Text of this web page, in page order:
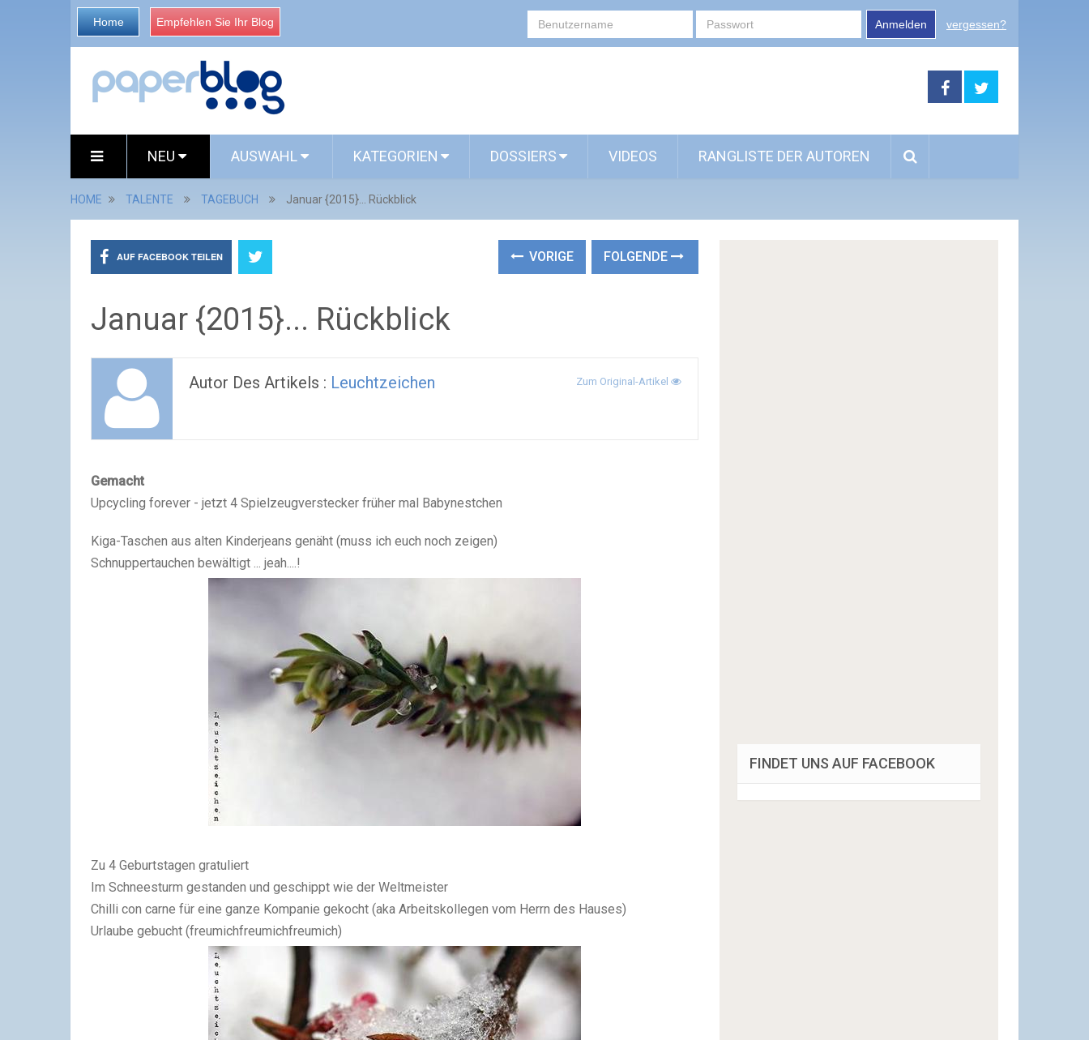
Home Empfehlen Sie Ihr Blog Anmelden vergessen?
NEU AUSWAHL KATEGORIEN DOSSIERS VIDEOS RANGLISTE DER AUTOREN
HOME TALENTE TAGEBUCH Januar {2015}... Rückblick
AUF FACEBOOK TEILEN VORIGE FOLGENDE
Januar {2015}... Rückblick
Autor Des Artikels : Leuchtzeichen Zum Original-Artikel
Gemacht
Upcycling forever - jetzt 4 Spielzeugverstecker früher mal Babynestchen
Kiga-Taschen aus alten Kinderjeans genäht (muss ich euch noch zeigen)
Schnuppertauchen bewältigt ... jeah....!
Zu 4 Geburtstagen gratuliert
Im Schneesturm gestanden und geschippt wie der Weltmeister
Chilli con carne für eine ganze Kompanie gekocht (aka Arbeitskollegen vom Herrn des Hauses)
Urlaube gebucht (freumichfreumichfreumich)
FINDET UNS AUF FACEBOOK